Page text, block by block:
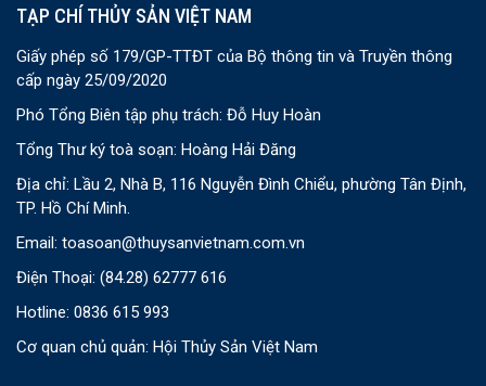
TẠP CHÍ THỦY SẢN VIỆT NAM
Giấy phép số 179/GP-TTĐT của Bộ thông tin và Truyền thông
cấp ngày 25/09/2020
Phó Tổng Biên tập phụ trách: Đỗ Huy Hoàn
Tổng Thư ký toà soạn: Hoàng Hải Đăng
Địa chỉ: Lầu 2, Nhà B, 116 Nguyễn Đình Chiểu, phường Tân Định,
TP. Hồ Chí Minh.
Email: toasoan@thuysanvietnam.com.vn
Điện Thoại: (84.28) 62777 616
Hotline: 0836 615 993
Cơ quan chủ quản: Hội Thủy Sản Việt Nam